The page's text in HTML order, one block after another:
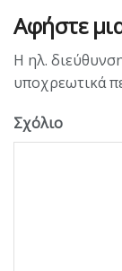
Αφήστε
Η ηλ.
υποχρεωτικά
Σχόλιο